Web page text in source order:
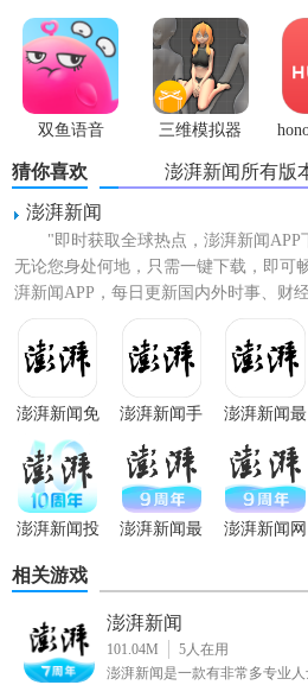
平台手机版
最新版
双鱼语音
三维模拟器
1.5.23
猜你喜欢
澎湃新闻所有版
澎湃新闻
"即时获取全球热点，澎湃新闻
无论您身处何地，只需一键下载，即可
湃新闻APP，每日更新国内外时事、财
容，个性化推荐让每一...
澎湃新闻免
费版
澎湃新闻手
澎湃新闻最
澎湃新闻投
澎湃新闻最
澎湃新闻网
相关游戏
澎湃新闻
101.04M 5人在用
澎湃新闻是一款有非常多专业